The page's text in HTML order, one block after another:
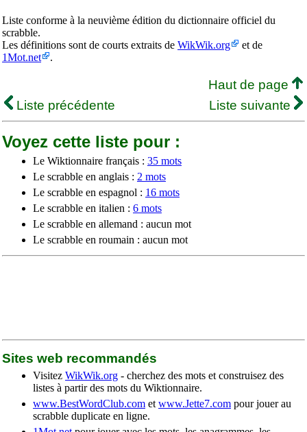
Liste conforme à la neuvième édition du dictionnaire officiel du
scrabble.
Les définitions sont de courts extraits de WikWik.org
et de
1Mot.net
.
Haut de page
Liste précédente
Liste suivante
Voyez cette liste pour :
Le Wiktionnaire français : 35 mots
Le scrabble en anglais : 2 mots
Le scrabble en espagnol : 16 mots
Le scrabble en italien : 6 mots
Le scrabble en allemand : aucun mot
Le scrabble en roumain : aucun mot
Sites web recommandés
Visitez WikWik.org - cherchez des mots et construisez des
listes à partir des mots du Wiktionnaire.
www.BestWordClub.com et www.Jette7.com pour jouer au
scrabble duplicate en ligne.